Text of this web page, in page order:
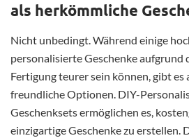
als herkömmliche
Nicht unbedingt. Während einige
personalisierte Geschenke aufgrund
Fertigung teurer sein können, gibt es
freundliche Optionen. DIY-
Geschenksets ermöglichen es,
einzigartige Geschenke zu erstellen.